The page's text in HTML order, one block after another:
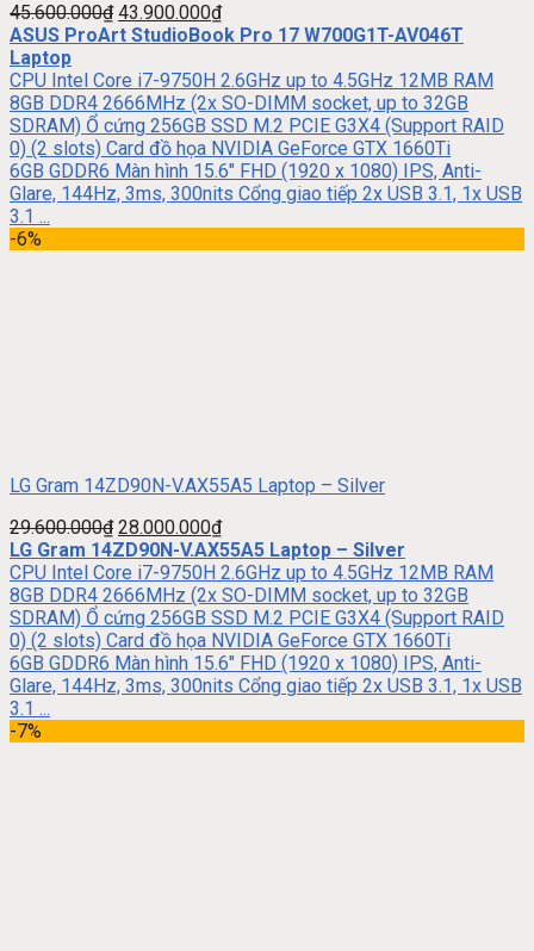
45.600.000₫ 43.900.000₫
ASUS ProArt StudioBook Pro 17 W700G1T-AV046T
Laptop
CPU Intel Core i7-9750H 2.6GHz up to 4.5GHz 12MB RAM
8GB DDR4 2666MHz (2x SO-DIMM socket, up to 32GB
SDRAM) Ổ cứng 256GB SSD M.2 PCIE G3X4 (Support RAID
0) (2 slots) Card đồ họa NVIDIA GeForce GTX 1660Ti
6GB GDDR6 Màn hình 15.6″ FHD (1920 x 1080) IPS, Anti-
Glare, 144Hz, 3ms, 300nits Cổng giao tiếp 2x USB 3.1, 1x USB
3.1 ...
-6%
LG Gram 14ZD90N-V.AX55A5 Laptop – Silver
29.600.000₫ 28.000.000₫
LG Gram 14ZD90N-V.AX55A5 Laptop – Silver
CPU Intel Core i7-9750H 2.6GHz up to 4.5GHz 12MB RAM
8GB DDR4 2666MHz (2x SO-DIMM socket, up to 32GB
SDRAM) Ổ cứng 256GB SSD M.2 PCIE G3X4 (Support RAID
0) (2 slots) Card đồ họa NVIDIA GeForce GTX 1660Ti
6GB GDDR6 Màn hình 15.6″ FHD (1920 x 1080) IPS, Anti-
Glare, 144Hz, 3ms, 300nits Cổng giao tiếp 2x USB 3.1, 1x USB
3.1 ...
-7%